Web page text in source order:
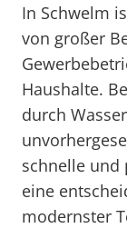
In Schwelm
von großer
Haushalte.
durch
schnelle und
eine
modernster